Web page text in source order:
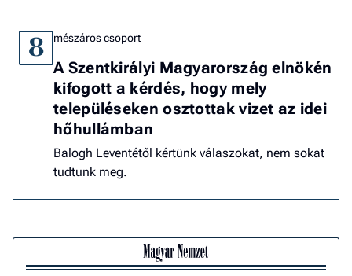
8 mészáros csoport
A Szentkirályi Magyarország elnökén
kifogott a kérdés, hogy mely
településeken osztottak vizet az idei
hőhullámban
Balogh Leventétől kértünk válaszokat, nem sokat
tudtunk meg.